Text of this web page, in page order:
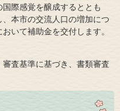
際感覚を醸成するととも
本市の交流人口の増加につ
いて補助金を交付します。
査基準に基づき、書類審査